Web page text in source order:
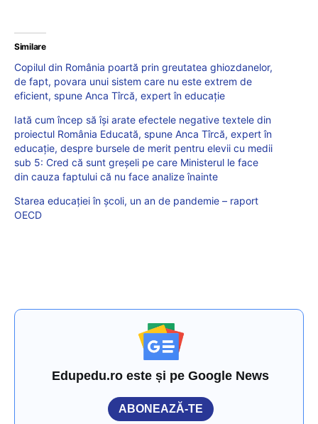
Similare
Copilul din România poartă prin greutatea ghiozdanelor,
de fapt, povara unui sistem care nu este extrem de
eficient, spune Anca Tîrcă, expert în educație
Iată cum încep să își arate efectele negative textele din
proiectul România Educată, spune Anca Tîrcă, expert în
educație, despre bursele de merit pentru elevii cu medii
sub 5: Cred că sunt greșeli pe care Ministerul le face
din cauza faptului că nu face analize înainte
Starea educației în școli, un an de pandemie – raport
OECD
Edupedu.ro este și pe Google News
ABONEAZĂ-TE